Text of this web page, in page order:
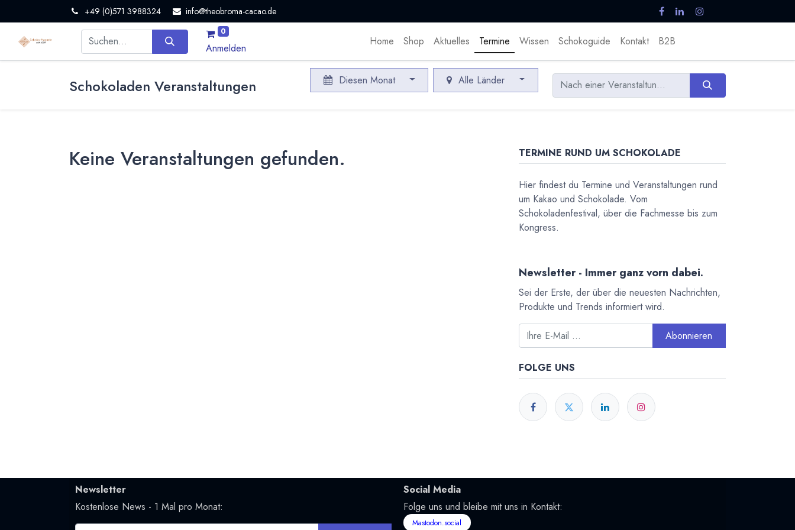
+49 (0)571 3988324 info@theobroma-cacao.de
0
Anmelden
Home Shop Aktuelles Termine Wissen Schokoguide Kontakt B2B
Schokoladen Veranstaltungen Diesen Monat Alle Länder
Keine Veranstaltungen gefunden. TERMINE RUND UM SCHOKOLADE
Hier findest du Termine und Veranstaltungen rund
um Kakao und Schokolade. Vom
Schokoladenfestival, über die Fachmesse bis zum
Kongress.
Newsletter - Immer ganz vorn dabei.
Sei der Erste, der über die neuesten Nachrichten,
Produkte und Trends informiert wird.
Abonnieren
FOLGE UNS
Newsletter
Kostenlose News - 1 Mal pro Monat:
Social Media
Folge uns und bleibe mit uns in Kontakt:
Mastodon.social